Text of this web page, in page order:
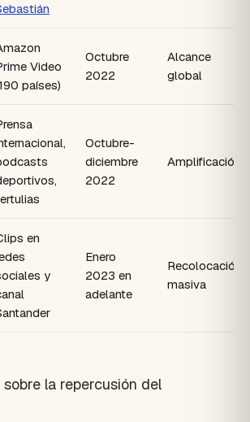
Video
países)
Octubre
2022
Alcance
global
Octubre-
diciembre
2022
Amplificación
en
y
Enero
2023 en
adelante
Recolocación
masiva
la repercusión del